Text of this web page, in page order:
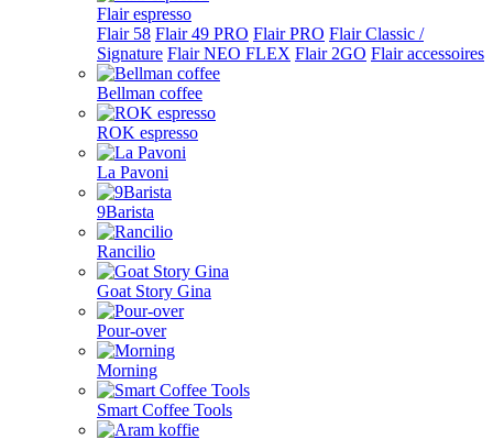
Flair espresso
Flair 58 Flair 49 PRO Flair PRO Flair Classic /
Signature Flair NEO FLEX Flair 2GO Flair accessoires
Bellman coffee
ROK espresso
La Pavoni
9Barista
Rancilio
Goat Story Gina
Pour-over
Morning
Smart Coffee Tools